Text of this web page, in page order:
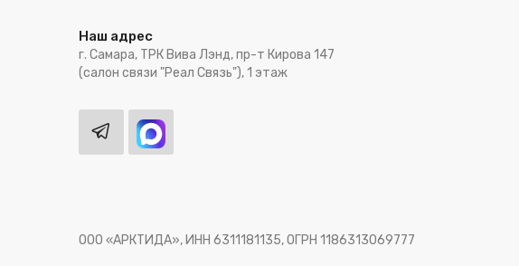
Наш адрес
г. Самара, ТРК Вива Лэнд, пр-т Кирова 147
(салон связи "Реал Связь"), 1 этаж
ООО «АРКТИДА», ИНН 6311181135, ОГРН 1186313069777